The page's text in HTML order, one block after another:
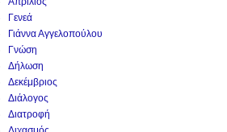
Γενεά
Γιάννα Αγγελοπούλου
Γνώση
Δήλωση
Δεκέμβριος
Διάλογος
Διατροφή